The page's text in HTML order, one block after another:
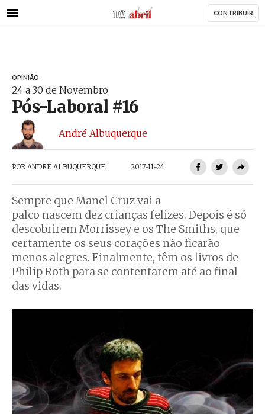
para
AbrilAbril CONTRIBUIR
OPINIÃO
24 a 30 de Novembro
Pós-Laboral #16
André Albuquerque
POR ANDRÉ ALBUQUERQUE 2017-11-24
Sempre que Manel Cruz vai a
palco nascem dez crianças felizes. Depois é só
descobrirem Morrissey e os The Smiths, que
certamente os seus corações não ficarão
menos alegres. Finalmente, têm os livros de
Philip Roth para se contentarem até ao final
das vidas.